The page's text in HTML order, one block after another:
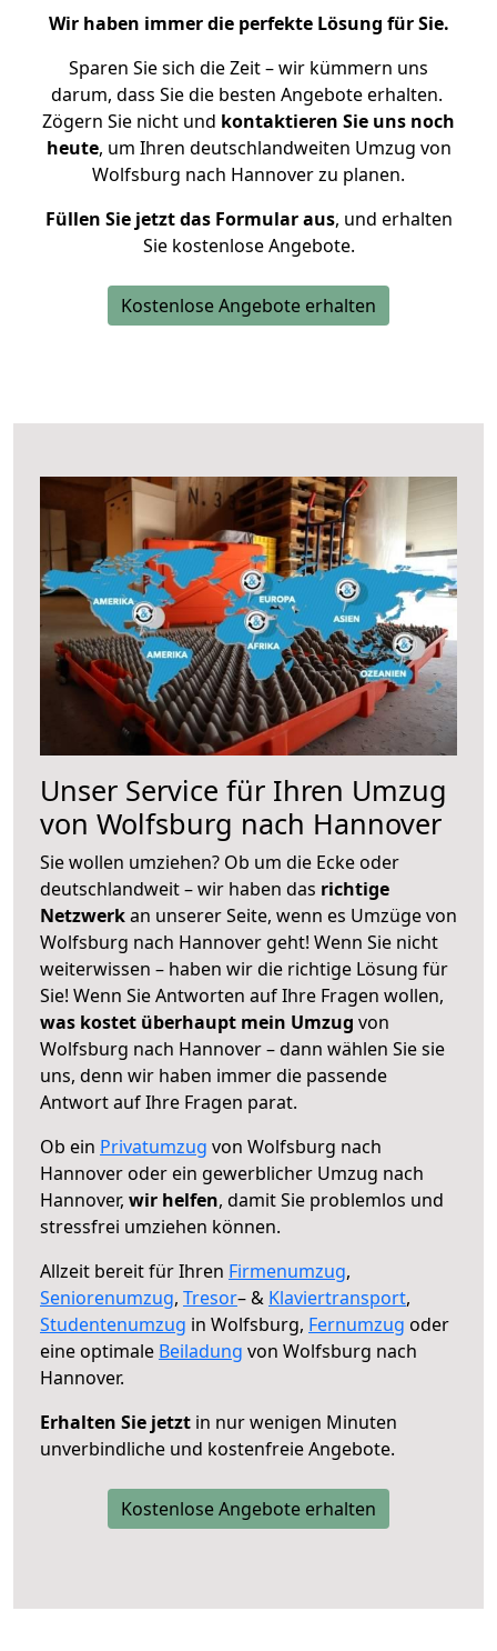
Wir haben immer die perfekte Lösung für Sie.
Sparen Sie sich die Zeit – wir kümmern uns
darum, dass Sie die besten Angebote erhalten.
Zögern Sie nicht und kontaktieren Sie uns noch
heute, um Ihren deutschlandweiten Umzug von
Wolfsburg nach Hannover zu planen.
Füllen Sie jetzt das Formular aus, und erhalten
Sie kostenlose Angebote.
Kostenlose Angebote erhalten
Unser Service für Ihren Umzug
von Wolfsburg nach Hannover
Sie wollen umziehen? Ob um die Ecke oder
deutschlandweit – wir haben das richtige
Netzwerkan unserer Seite, wenn es Umzüge von
Wolfsburg nach Hannover geht! Wenn Sie nicht
weiterwissen – haben wir die richtige Lösung für
Sie! Wenn Sie Antworten auf Ihre Fragen wollen,
was kostet überhaupt mein Umzug von
Wolfsburg nach Hannover – dann wählen Sie sie
uns, denn wir haben immer die passende
Antwort auf Ihre Fragen parat.
Ob ein Privatumzug von Wolfsburg nach
Hannover oder ein gewerblicher Umzug nach
Hannover, wir helfen, damit Sie problemlos und
stressfrei umziehen können.
Allzeit bereit für Ihren Firmenumzug,
Seniorenumzug, Tresor– & Klaviertransport,
Studentenumzug in Wolfsburg, Fernumzug oder
eine optimale Beiladung von Wolfsburg nach
Hannover.
Erhalten Sie jetzt in nur wenigen Minuten
unverbindliche und kostenfreie Angebote.
Kostenlose Angebote erhalten